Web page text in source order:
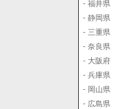
- 福井県
- 静岡県
- 三重県
- 奈良県
- 大阪府
- 兵庫県
- 岡山県
- 広島県